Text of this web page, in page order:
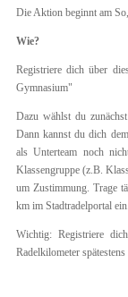
Die Aktion beginnt am
Wie?
Registriere dich über
Gymnasium"
Dazu wählst du
Dann kannst du dich
als Unterteam noch
Klassengruppe (z.B.
um Zustimmung. Trage
km im Stadtradelportal ein.
Wichtig: Registriere
Radelkilometer